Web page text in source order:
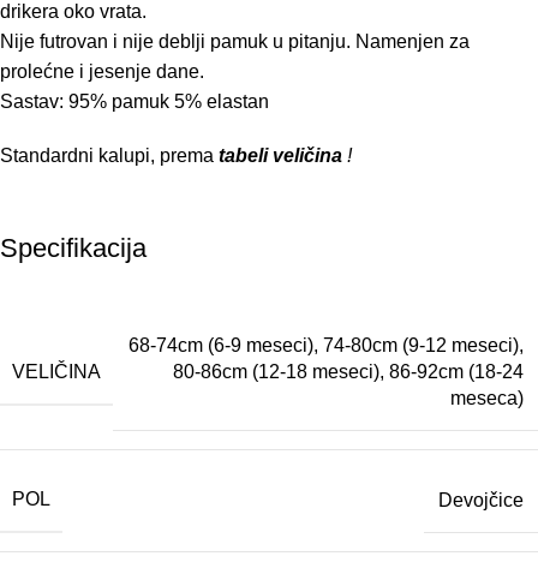
drikera oko vrata.
Nije futrovan i nije deblji pamuk u pitanju. Namenjen za
prolećne i jesenje dane.
Sastav: 95% pamuk 5% elastan
Standardni kalupi, prema tabeli veličina !
Specifikacija
VELIČINA
68-74cm (6-9 meseci), 74-80cm (9-12 meseci),
80-86cm (12-18 meseci), 86-92cm (18-24
meseca)
POL Devojčice